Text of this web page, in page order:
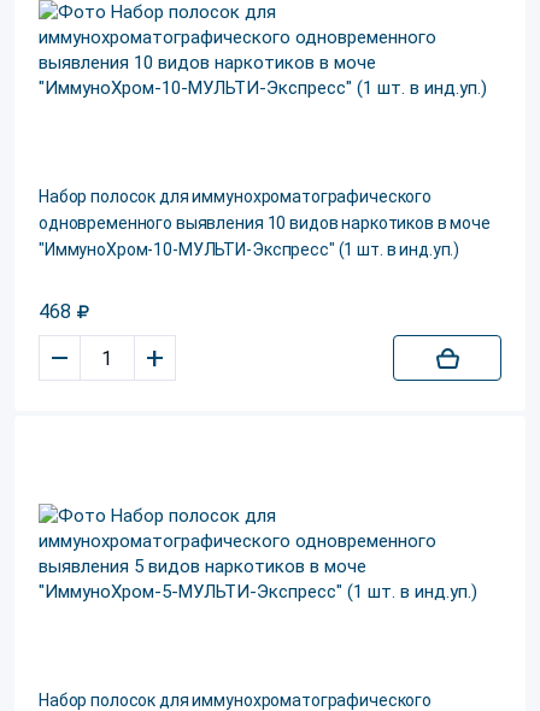
Набор полосок для иммунохроматографического
одновременного выявления 10 видов наркотиков в моче
"ИммуноХром-10-МУЛЬТИ-Экспресс" (1 шт. в инд.уп.)
468
– +
Набор полосок для иммунохроматографического